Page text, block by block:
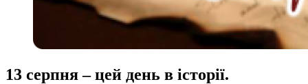
13 серпня – цей день в історії.